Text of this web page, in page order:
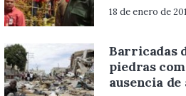
18 de enero de
Barricadas
piedras
ausencia de